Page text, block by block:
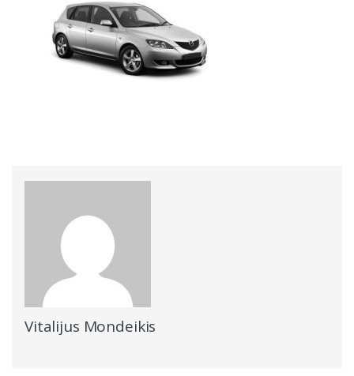
Vitalijus Mondeikis